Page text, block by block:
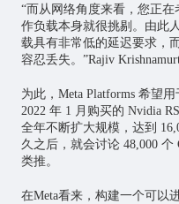
“而从网络角度来看，您正
作负载本身就很挑剔。由此
载具有非常低的延迟要求，
容忍丢失。”Rajiv
为此，Meta Platforms 希望
2022 年 1 月购买的 Nvidia
全年不断扩大规模，达到
久之后，就会讨论 48,000 个
类推。
在Meta看来，构建一个可以